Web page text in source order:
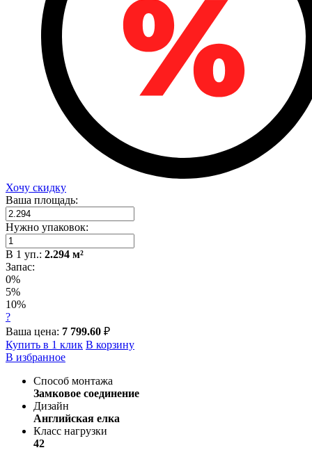
Хочу скидку
Ваша площадь:
Нужно упаковок:
В 1 уп.: 2.294 м²
Запас:
0%
5%
10%
?
Ваша цена: 7 799.60 ₽
Купить в 1 клик В корзину
В избранное
Способ монтажа
Замковое соединение
Дизайн
Английская елка
Класс нагрузки
42